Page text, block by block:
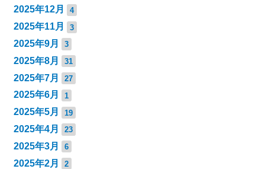
2025年12月 4
2025年11月 3
2025年9月 3
2025年8月 31
2025年7月 27
2025年6月 1
2025年5月 19
2025年4月 23
2025年3月 6
2025年2月 2